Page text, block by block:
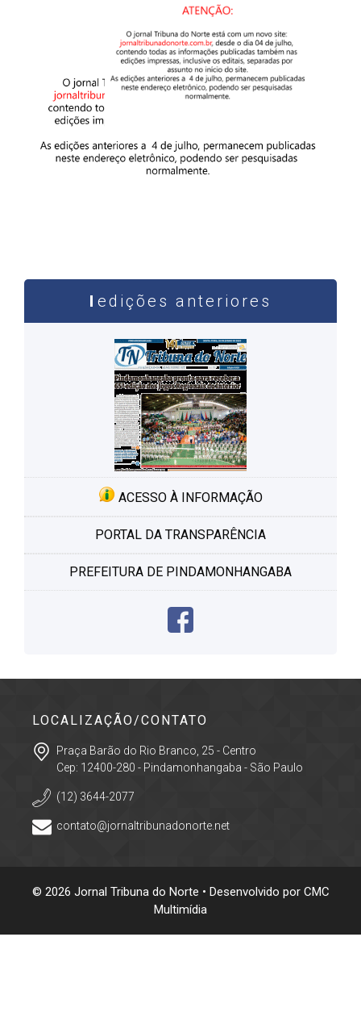
edições anteriores
ACESSO À INFORMAÇÃO
PORTAL DA TRANSPARÊNCIA
PREFEITURA DE PINDAMONHANGABA
LOCALIZAÇÃO/CONTATO
Praça Barão do Rio Branco, 25 - Centro
Cep: 12400-280 - Pindamonhangaba - São Paulo
(12) 3644-2077
contato@jornaltribunadonorte.net
© 2026 Jornal Tribuna do Norte • Desenvolvido por CMC
Multimídia